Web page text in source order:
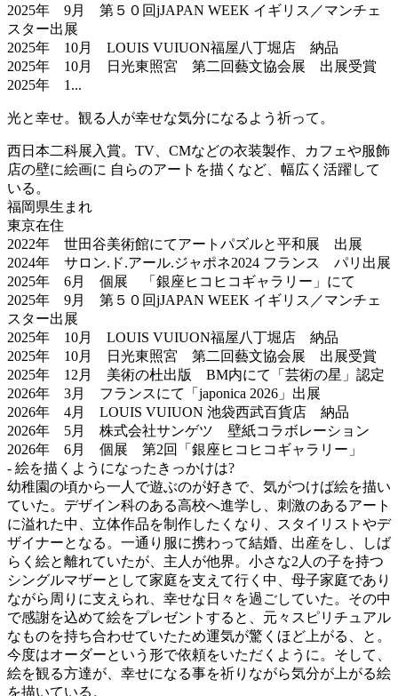
2025年 9月 第５０回jJAPAN WEEK イギリス／マンチェ
スター出展
2025年 10月 LOUIS VUIUON福屋八丁堀店 納品
2025年 10月 日光東照宮 第二回藝文協会展 出展受賞
2025年 1...
光と幸せ。観る人が幸せな気分になるよう祈って。
西日本二科展入賞。TV、CMなどの衣装製作、カフェや服飾
店の壁に絵画に 自らのアートを描くなど、幅広く活躍して
いる。
福岡県生まれ
東京在住
2022年 世田谷美術館にてアートパズルと平和展 出展
2024年 サロン.ド.アール.ジャポネ2024 フランス パリ出展
2025年 6月 個展 「銀座ヒコヒコギャラリー」にて
2025年 9月 第５０回jJAPAN WEEK イギリス／マンチェ
スター出展
2025年 10月 LOUIS VUIUON福屋八丁堀店 納品
2025年 10月 日光東照宮 第二回藝文協会展 出展受賞
2025年 12月 美術の杜出版 BM内にて「芸術の星」認定
2026年 3月 フランスにて「japonica 2026」出展
2026年 4月 LOUIS VUIUON 池袋西武百貨店 納品
2026年 5月 株式会社サンゲツ 壁紙コラボレーション
2026年 6月 個展 第2回「銀座ヒコヒコギャラリー」
- 絵を描くようになったきっかけは?
幼稚園の頃から一人で遊ぶのが好きで、気がつけば絵を描い
ていた。デザイン科のある高校へ進学し、刺激のあるアート
に溢れた中、立体作品を制作したくなり、スタイリストやデ
ザイナーとなる。一通り服に携わって結婚、出産をし、しば
らく絵と離れていたが、主人が他界。小さな2人の子を持つ
シングルマザーとして家庭を支えて行く中、母子家庭であり
ながら周りに支えられ、幸せな日々を過ごしていた。その中
で感謝を込めて絵をプレゼントすると、元々スピリチュアル
なものを持ち合わせていたため運気が驚くほど上がる、と。
今度はオーダーという形で依頼をいただくように。そして、
絵を観る方達が、幸せになる事を祈りながら気分が上がる絵
を描いている。